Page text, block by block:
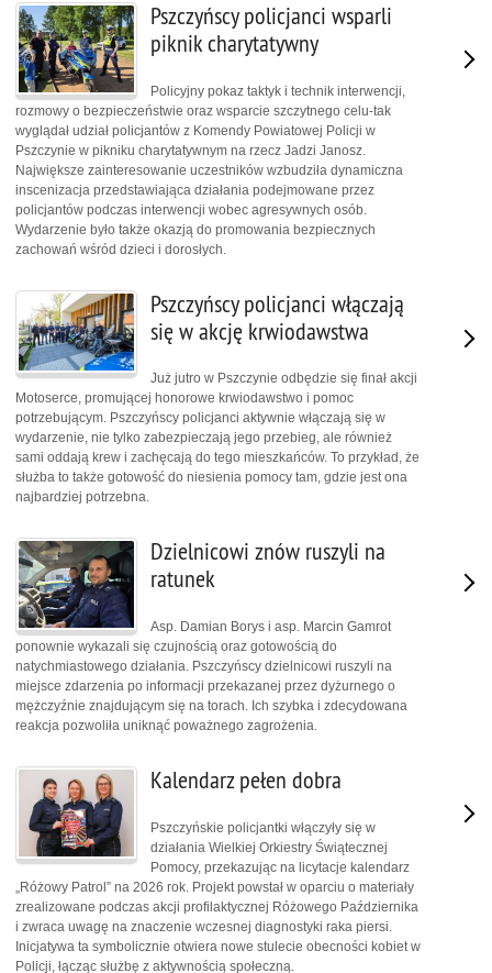
Pszczyńscy policjanci wsparli
piknik charytatywny
Policyjny pokaz taktyk i technik interwencji,
rozmowy o bezpieczeństwie oraz wsparcie szczytnego celu-tak
wyglądał udział policjantów z Komendy Powiatowej Policji w
Pszczynie w pikniku charytatywnym na rzecz Jadzi Janosz.
Największe zainteresowanie uczestników wzbudziła dynamiczna
inscenizacja przedstawiająca działania podejmowane przez
policjantów podczas interwencji wobec agresywnych osób.
Wydarzenie było także okazją do promowania bezpiecznych
zachowań wśród dzieci i dorosłych.
Pszczyńscy policjanci włączają
się w akcję krwiodawstwa
Już jutro w Pszczynie odbędzie się finał akcji
Motoserce, promującej honorowe krwiodawstwo i pomoc
potrzebującym. Pszczyńscy policjanci aktywnie włączają się w
wydarzenie, nie tylko zabezpieczają jego przebieg, ale również
sami oddają krew i zachęcają do tego mieszkańców. To przykład, że
służba to także gotowość do niesienia pomocy tam, gdzie jest ona
najbardziej potrzebna.
Dzielnicowi znów ruszyli na
ratunek
Asp. Damian Borys i asp. Marcin Gamrot
ponownie wykazali się czujnością oraz gotowością do
natychmiastowego działania. Pszczyńscy dzielnicowi ruszyli na
miejsce zdarzenia po informacji przekazanej przez dyżurnego o
mężczyźnie znajdującym się na torach. Ich szybka i zdecydowana
reakcja pozwoliła uniknąć poważnego zagrożenia.
Kalendarz pełen dobra
Pszczyńskie policjantki włączyły się w
działania Wielkiej Orkiestry Świątecznej
Pomocy, przekazując na licytacje kalendarz
„Różowy Patrol” na 2026 rok. Projekt powstał w oparciu o materiały
zrealizowane podczas akcji profilaktycznej Różowego Października
i zwraca uwagę na znaczenie wczesnej diagnostyki raka piersi.
Inicjatywa ta symbolicznie otwiera nowe stulecie obecności kobiet w
Policji, łącząc służbę z aktywnością społeczną.